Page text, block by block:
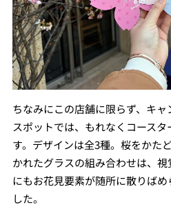
ちなみにこの店舗に限らず、キ
スポットでは、もれなくコース
す。デザインは全3種。桜をかた
かれたグラスの組み合わせは、
にもお花見要素が随所に散りば
した。